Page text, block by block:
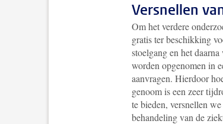
Versnellen
Om het verdere
gratis ter beschikking
stoelgang en het
worden opgenomen in
aanvragen. Hierdoor
genoom is een zeer
te bieden, versnellen
behandeling van de